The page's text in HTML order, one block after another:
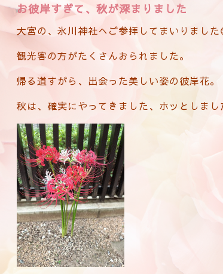
お彼岸すぎて、秋が深まりました
大宮の、氷川神社へご参拝してまいりました
観光客の方がたくさんおられました。
帰る道すがら、出会った美しい姿の彼岸花。
秋は、確実にやってきました、ホッとしまし